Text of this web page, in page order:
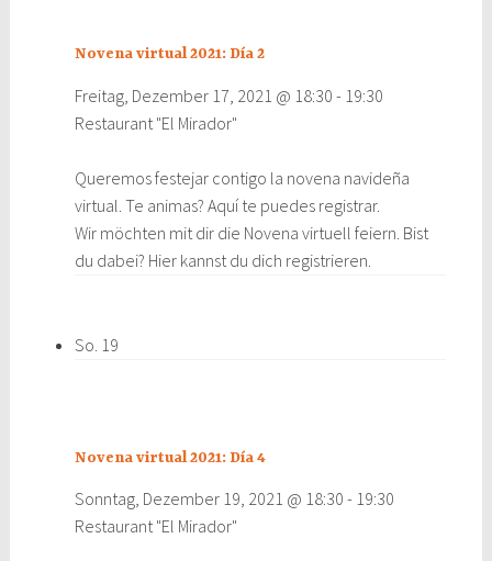
Novena virtual 2021: Día 2
Freitag, Dezember 17, 2021 @ 18:30 - 19:30
Restaurant "El Mirador"
Queremos festejar contigo la novena navideña
virtual. Te animas? Aquí te puedes registrar.
Wir möchten mit dir die Novena virtuell feiern. Bist
du dabei? Hier kannst du dich registrieren.
So. 19
Novena virtual 2021: Día 4
Sonntag, Dezember 19, 2021 @ 18:30 - 19:30
Restaurant "El Mirador"